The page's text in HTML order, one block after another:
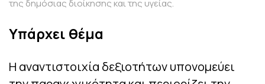
της δημόσιας διοίκησης και της υγείας.
Υπάρχει θέμα
Η αναντιστοιχία δεξιοτήτων υπονομεύει